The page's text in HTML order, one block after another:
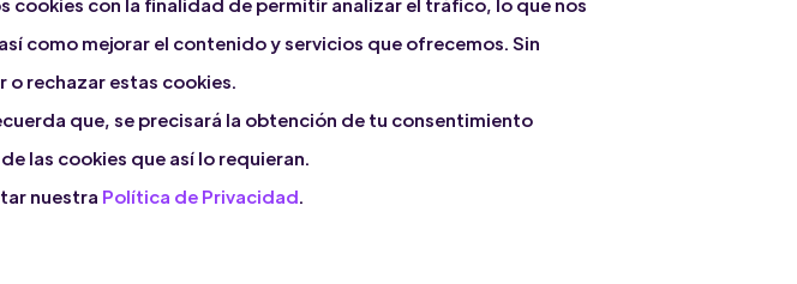
con la finalidad de permitir analizar el tráfico, lo que nos
como mejorar el contenido y servicios que ofrecemos. Sin
rechazar estas cookies.
que, se precisará la obtención de tu consentimiento
las cookies que así lo requieran.
nuestra Política de Privacidad.